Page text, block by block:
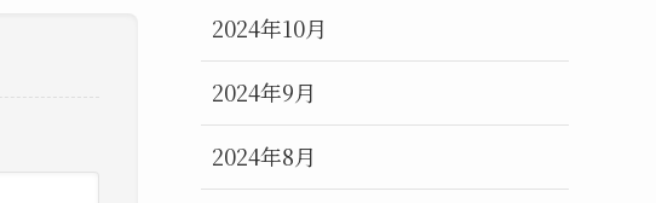
2024年10月
2024年9月
2024年8月